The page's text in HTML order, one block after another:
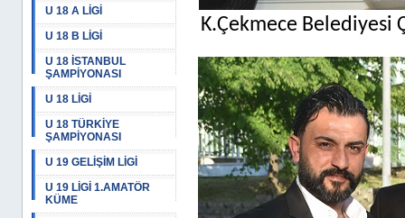
U 18 A LİGİ
U 18 B LİGİ
U 18 İSTANBUL
ŞAMPİYONASI
U 18 LİGİ
U 18 TÜRKİYE
ŞAMPİYONASI
U 19 GELİŞİM LİGİ
U 19 LİGİ 1.AMATÖR
KÜME
K.Çekmece Belediyesi